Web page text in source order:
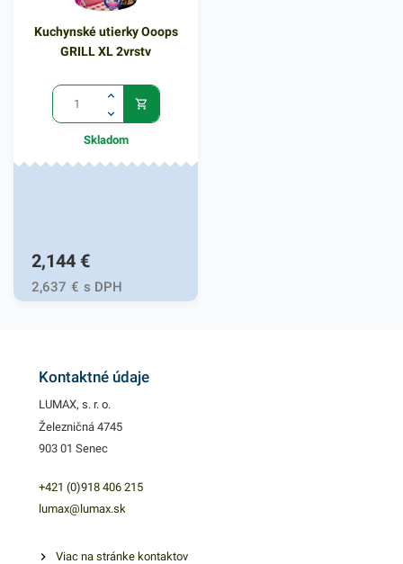
15 ks bloku. Hrúbka: 14mic.
Kuchynské utierky Ooops
GRILL XL 2vrstv
Skladom
2,144 €
2,637 € s DPH
Kontaktné údaje
LUMAX, s. r. o.
Železničná 4745
903 01 Senec
+421 (0)918 406 215
lumax@lumax.sk
Viac na stránke kontaktov